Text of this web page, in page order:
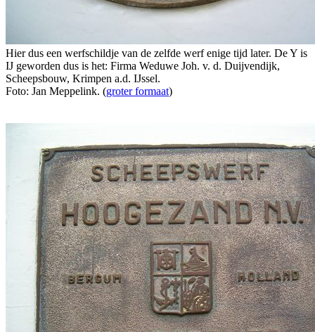
Hier dus een werfschildje van de zelfde werf enige tijd later. De Y is
IJ geworden dus is het: Firma Weduwe Joh. v. d. Duijvendijk,
Scheepsbouw, Krimpen a.d. IJssel.
Foto: Jan Meppelink. (groter formaat)